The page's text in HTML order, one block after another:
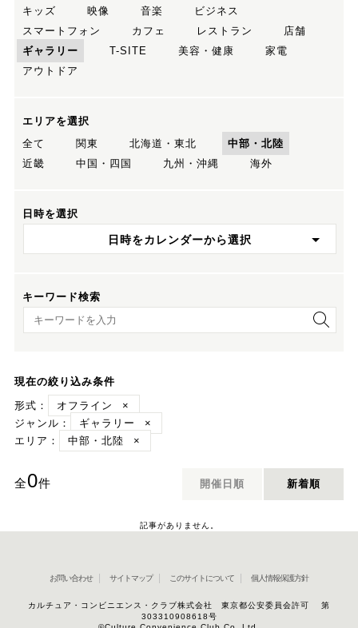
キッズ
映像 音楽
ビジネス
スマートフォン
カフェ レストラン
店舗
ギャラリー
T-SITE 美容・健康
家電
アウトドア
エリアを選択
全て
関東 北海道・東北
中部・北陸
近畿
中国・四国 九州・沖縄 海外
日時を選択
日時をカレンダーから選択
キーワード検索
キーワード検索
現在の絞り込み条件
形式：
オフライン
×
ジャンル：
ギャラリー
×
エリア：
中部・北陸 ×
全0件 開催日順 新着順
記事がありません。
お問い合わせ サイトマップ このサイトについて 個人情報保護方針
カルチュア・コンビニエンス・クラブ株式会社 東京都公安委員会許可 第
303310908618号